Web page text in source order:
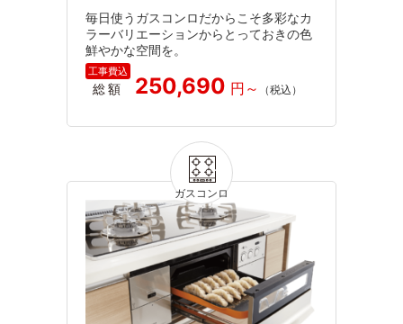
毎日使うガスコンロだからこそ多彩なカ
ラーバリエーションからとっておきの色
鮮やかな空間を。
総額 250,690